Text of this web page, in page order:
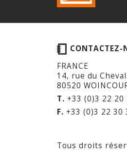
CONTACTEZ-
FRANCE
14, rue du
80520
T. +33 (0)3 22 20
F. +33 (0)3 22 30
Tous droits